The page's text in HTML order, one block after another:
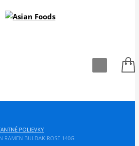
POLIEVKY
RAMEN BULDAK ROSE 140G